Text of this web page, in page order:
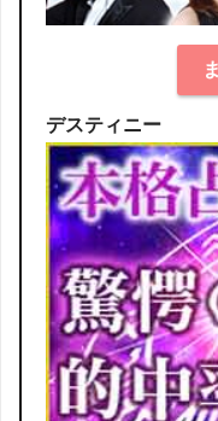
デスティニー